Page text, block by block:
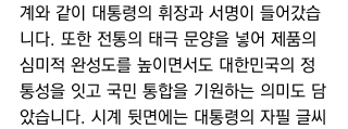
계와 같이 대통령의 휘장과 서명이 들어갔습
니다. 또한 전통의 태극 문양을 넣어 제품의
심미적 완성도를 높이면서도 대한민국의 정
통성을 잇고 국민 통합을 기원하는 의미도 담
았습니다. 시계 뒷면에는 대통령의 자필 글씨